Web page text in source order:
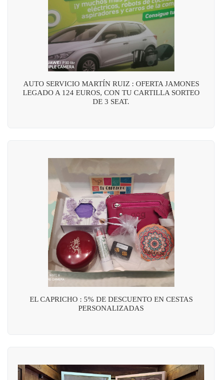
AUTO SERVICIO MARTÍN RUIZ : OFERTA JAMONES
LEGADO A 124 EUROS, CON TU CARTILLA SORTEO
DE 3 SEAT.
EL CAPRICHO : 5% DE DESCUENTO EN CESTAS
PERSONALIZADAS